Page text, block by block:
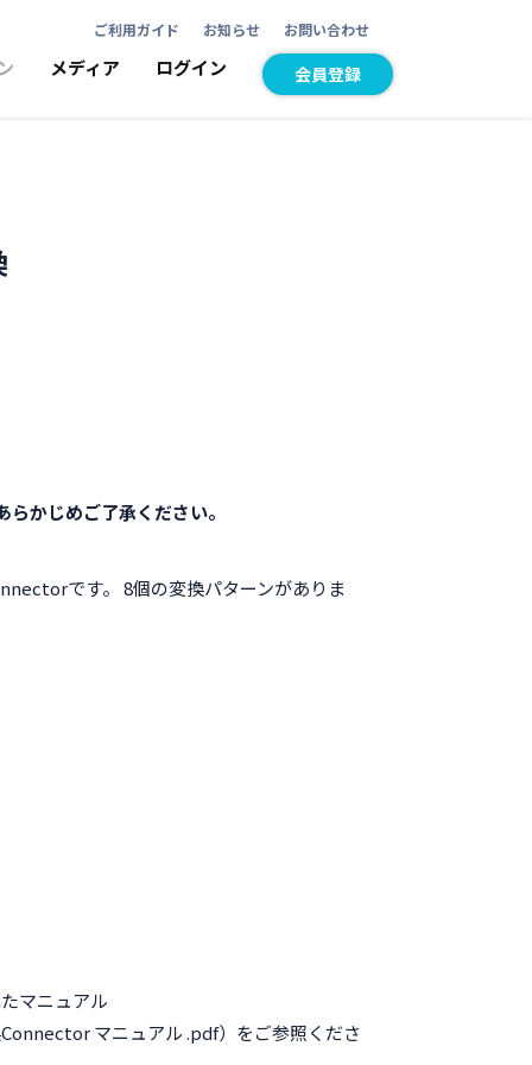
会員登録
ご利用ガイド お知らせ お問い合わせ
メディア ログイン
かじめご了承ください。
です。 8個の変換パターンがありま
マニュアル
マニュアル .pdf）をご参照くださ